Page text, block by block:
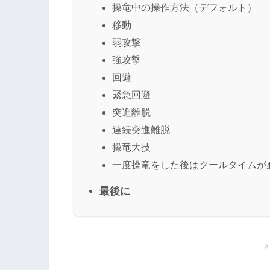
操竜中の操作方法（デフォルト）
移動
弱攻撃
強攻撃
回避
緊急回避
突進離脱
連続突進離脱
操竜大技
一度操竜をした後はクールタイムが
最後に